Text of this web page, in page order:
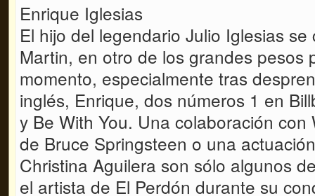
Enrique Iglesias
El hijo del legendario Julio Iglesias
Martin, en otro de los grandes pesos
momento, especialmente tras
inglés, Enrique, dos números 1 en
y Be With You. Una colaboración
de Bruce Springsteen o una
Christina Aguilera son sólo algunos
el artista de El Perdón durante su